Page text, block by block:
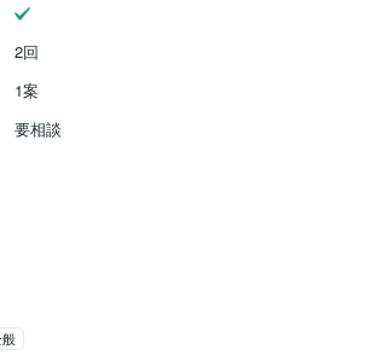
2回
1案
要相談